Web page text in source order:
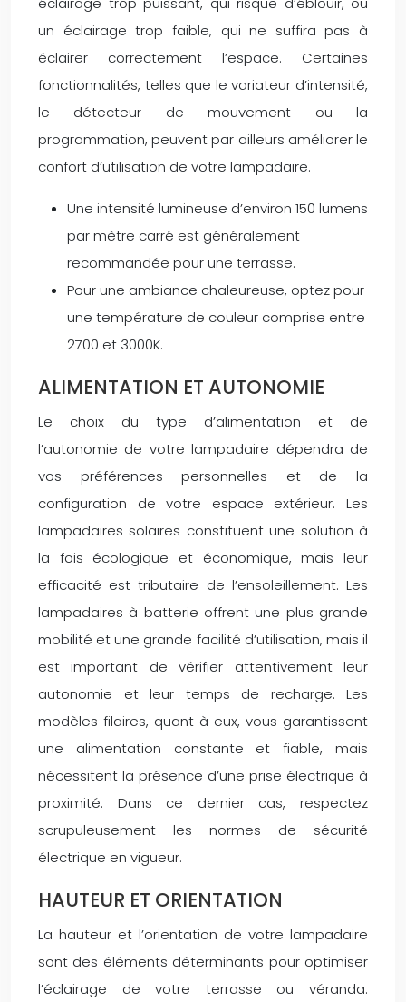
un éclairage trop faible, qui ne suffira pas à
éclairer correctement l’espace. Certaines
fonctionnalités, telles que le variateur d’intensité,
le détecteur de mouvement ou la
programmation, peuvent par ailleurs améliorer le
confort d’utilisation de votre lampadaire.
Une intensité lumineuse d’environ 150 lumens
par mètre carré est généralement
recommandée pour une terrasse.
Pour une ambiance chaleureuse, optez pour
une température de couleur comprise entre
2700 et 3000K.
ALIMENTATION ET AUTONOMIE
Le choix du type d’alimentation et de
l’autonomie de votre lampadaire dépendra de
vos préférences personnelles et de la
configuration de votre espace extérieur. Les
lampadaires solaires constituent une solution à
la fois écologique et économique, mais leur
efficacité est tributaire de l’ensoleillement. Les
lampadaires à batterie offrent une plus grande
mobilité et une grande facilité d’utilisation, mais il
est important de vérifier attentivement leur
autonomie et leur temps de recharge. Les
modèles filaires, quant à eux, vous garantissent
une alimentation constante et fiable, mais
nécessitent la présence d’une prise électrique à
proximité. Dans ce dernier cas, respectez
scrupuleusement les normes de sécurité
électrique en vigueur.
HAUTEUR ET ORIENTATION
La hauteur et l’orientation de votre lampadaire
sont des éléments déterminants pour optimiser
l’éclairage de votre terrasse ou véranda.